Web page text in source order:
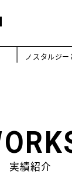
実績紹介